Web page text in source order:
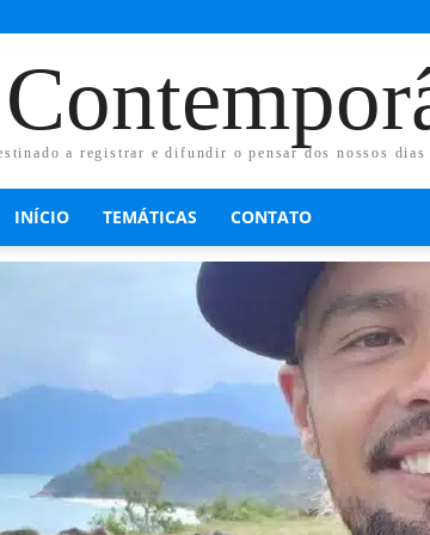
a registrar e difundir o pensar dos nossos dias
INÍCIO TEMÁTICAS CONTATO